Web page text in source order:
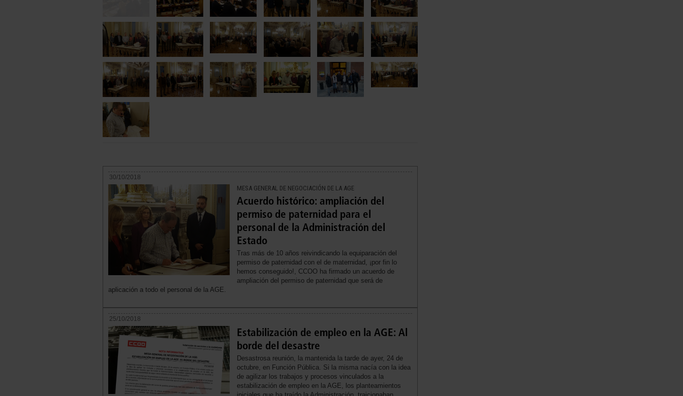
30/10/2018
MESA GENERAL DE NEGOCIACIÓN DE LA AGE
Acuerdo histórico: ampliación del
permiso de paternidad para el
personal de la Administración del
Estado
Tras más de 10 años reivindicando la equiparación del
permiso de paternidad con el de maternidad, ¡por fin lo
hemos conseguido!, CCOO ha firmado un acuerdo de
ampliación del permiso de paternidad que será de
aplicación a todo el personal de la AGE.
25/10/2018
Estabilización de empleo en la AGE: Al
borde del desastre
Desastrosa reunión, la mantenida la tarde de ayer, 24 de
octubre, en Función Pública. Si la misma nacía con la idea
de agilizar los trabajos y procesos vinculados a la
estabilización de empleo en la AGE, los planteamientos